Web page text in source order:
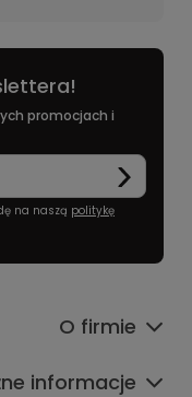
promocjach i
na naszą politykę
O firmie
informacje